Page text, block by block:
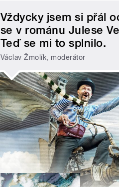
Vždycky jsem si přál
se v románu Julese
Teď se mi to splnilo.
Václav Žmolík, moderátor